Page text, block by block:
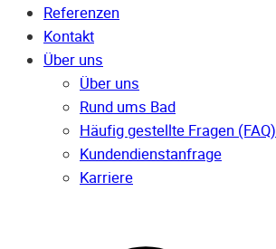
Referenzen
Kontakt
Über uns
Über uns
Rund ums Bad
Häufig gestellte Fragen (FAQ)
Kunden­dienst­anfrage
Karriere